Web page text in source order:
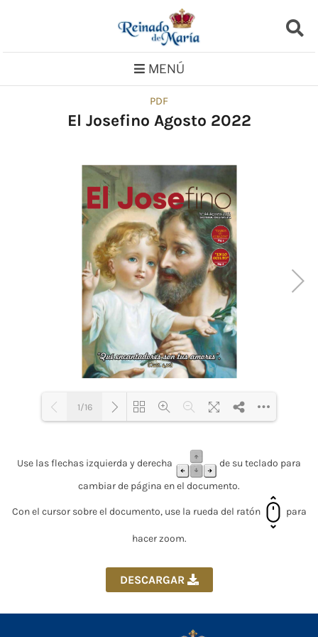
MENÚ
PDF
El Josefino Agosto 2022
Loading PDF 26% ...
1/16
Use las flechas izquierda y derecha
de su teclado para
cambiar de página en el documento.
Con el cursor sobre el documento, use la rueda del ratón para
hacer zoom.
DESCARGAR